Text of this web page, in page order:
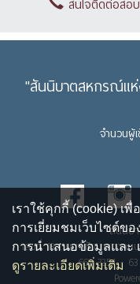
สนใจติดต่อสอบ
"สันนิบาตสหกรณ์แห่
จำนวนผู้
สันนิบ
เลขที่ 13 ถนนพิชัย แขวงถน
669 3254 -
เราใช้คุกกี้ (cookie) เ
การเยี่ยมชมเว็บไซต์ข
การนำเสนอข้อมูลและ
ดูรายละเอียดเพิ่มเติม